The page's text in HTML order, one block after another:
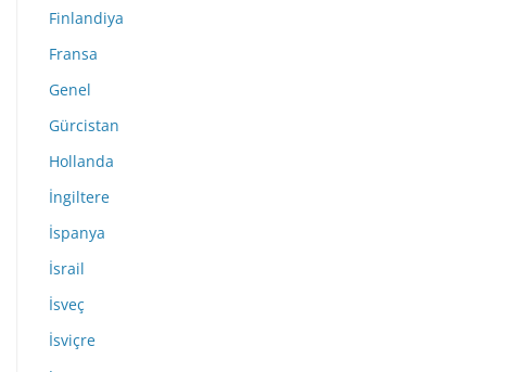
Finlandiya
Fransa
Genel
Gürcistan
Hollanda
İngiltere
İspanya
İsrail
İsveç
İsviçre